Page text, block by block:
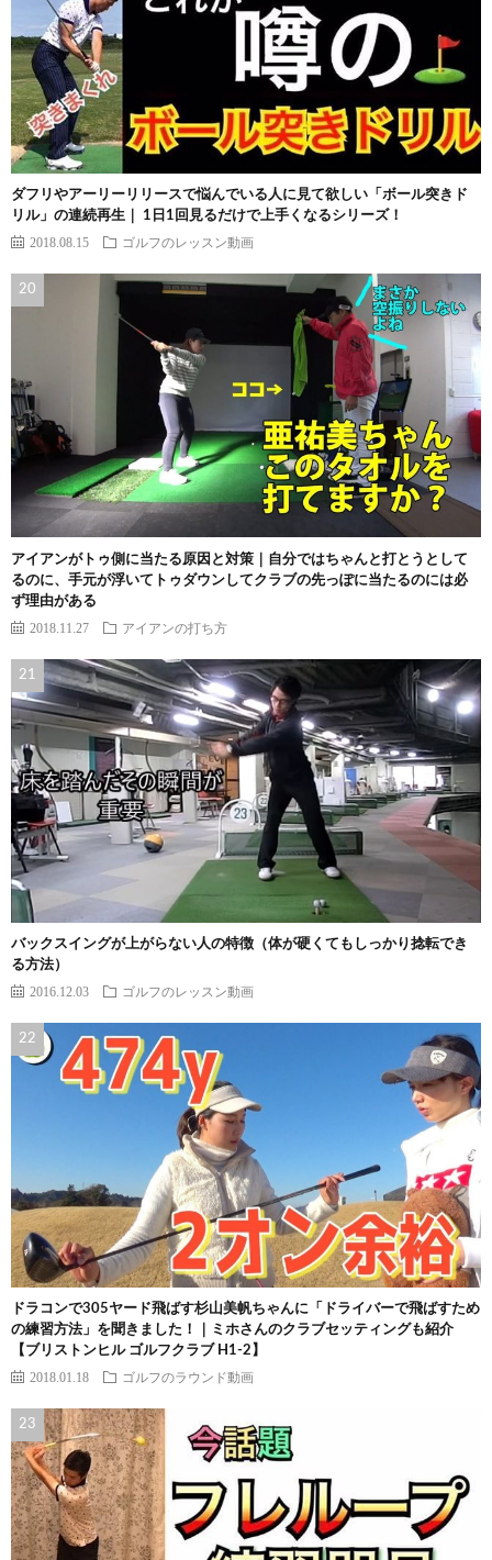
ダフリやアーリーリリースで悩んでいる人に見て欲しい「ボール突きド
リル」の連続再生｜ 1日1回見るだけで上手くなるシリーズ！
2018.08.15 ゴルフのレッスン動画
アイアンがトゥ側に当たる原因と対策｜自分ではちゃんと打とうとして
るのに、手元が浮いてトゥダウンしてクラブの先っぽに当たるのには必
ず理由がある
2018.11.27 アイアンの打ち方
バックスイングが上がらない人の特徴（体が硬くてもしっかり捻転でき
る方法）
2016.12.03 ゴルフのレッスン動画
ドラコンで305ヤード飛ばす杉山美帆ちゃんに「ドライバーで飛ばすため
の練習方法」を聞きました！｜ミホさんのクラブセッティングも紹介
【ブリストンヒル ゴルフクラブ H1-2】
2018.01.18 ゴルフのラウンド動画